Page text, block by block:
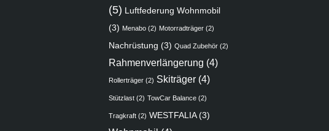
(5) Luftfederung Wohnmobil
(3) Menabo (2) Motorradträger (2)
Nachrüstung (3) Quad Zubehör (2)
Rahmenverlängerung (4)
Rollerträger (2) Skiträger (4)
Stützlast (2) TowCar Balance (2)
Tragkraft (2) WESTFALIA(3)